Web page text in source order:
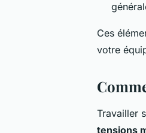
Ces
votre
Travailler
tensions